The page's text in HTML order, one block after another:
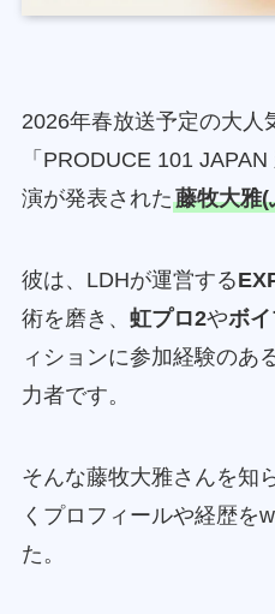
2026年春放送予定の大人
「PRODUCE 101
演が発表された藤牧大雅(
彼は、LDHが運営する
術を磨き、 虹プロ2やボ
ィションに参加経験のあ
力者です。
そんな藤牧大雅さんを知
くプロフィールや経歴を
た。